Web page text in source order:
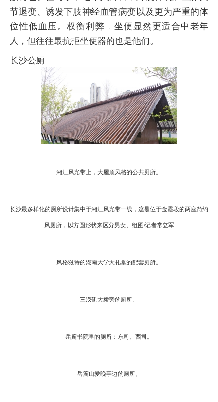
节退变、诱发下肢神经血管病变以及更为严重的体
位性低血压。权衡利弊，坐便显然更适合中老年
人，但往往最抗拒坐便器的也是他们。
长沙公厕
湘江风光带上，大屋顶风格的公共厕所。
长沙最多样化的厕所设计集中于湘江风光带一线，这是位于金霞段的两座简约
风厕所，以方圆形状来区分男女。组图/记者常立军
风格独特的湖南大学大礼堂的配套厕所。
三汊矶大桥旁的厕所。
岳麓书院里的厕所：东司、西司。
岳麓山爱晚亭边的厕所。